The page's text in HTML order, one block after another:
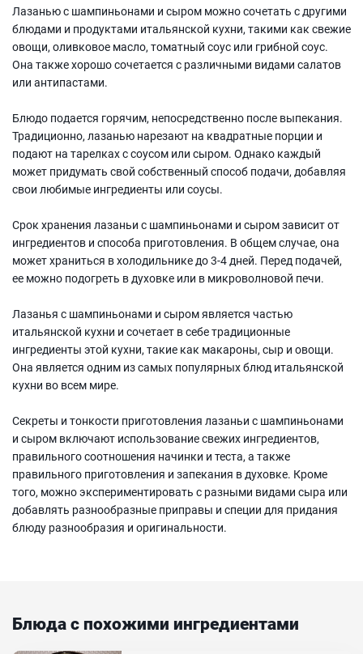
Лазанью с шампиньонами и сыром можно сочетать с другими
блюдами и продуктами итальянской кухни, такими как свежие
овощи, оливковое масло, томатный соус или грибной соус.
Она также хорошо сочетается с различными видами салатов
или антипастами.
Блюдо подается горячим, непосредственно после выпекания.
Традиционно, лазанью нарезают на квадратные порции и
подают на тарелках с соусом или сыром. Однако каждый
может придумать свой собственный способ подачи, добавляя
свои любимые ингредиенты или соусы.
Срок хранения лазаньи с шампиньонами и сыром зависит от
ингредиентов и способа приготовления. В общем случае, она
может храниться в холодильнике до 3-4 дней. Перед подачей,
ее можно подогреть в духовке или в микроволновой печи.
Лазанья с шампиньонами и сыром является частью
итальянской кухни и сочетает в себе традиционные
ингредиенты этой кухни, такие как макароны, сыр и овощи.
Она является одним из самых популярных блюд итальянской
кухни во всем мире.
Секреты и тонкости приготовления лазаньи с шампиньонами
и сыром включают использование свежих ингредиентов,
правильного соотношения начинки и теста, а также
правильного приготовления и запекания в духовке. Кроме
того, можно экспериментировать с разными видами сыра или
добавлять разнообразные приправы и специи для придания
блюду разнообразия и оригинальности.
Блюда с похожими ингредиентами